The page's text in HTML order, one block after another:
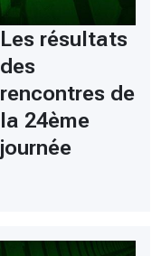
Les résultats
des
rencontres de
la 24ème
journée